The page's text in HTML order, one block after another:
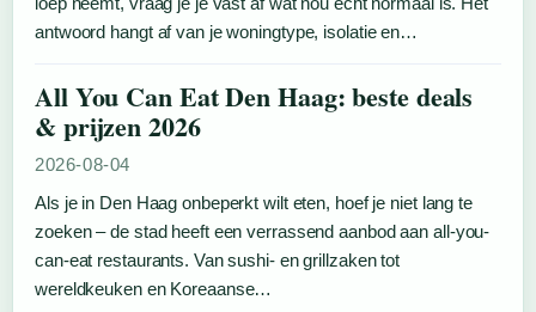
antwoord hangt af van je woningtype, isolatie en…
All You Can Eat Den Haag: beste deals
& prijzen 2026
2026-08-04
Als je in Den Haag onbeperkt wilt eten, hoef je niet lang te
zoeken – de stad heeft een verrassend aanbod aan all-you-
can-eat restaurants. Van sushi- en grillzaken tot
wereldkeuken en Koreaanse…